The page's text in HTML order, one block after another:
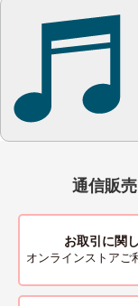
通信販
お取引に関
オンラインストアご